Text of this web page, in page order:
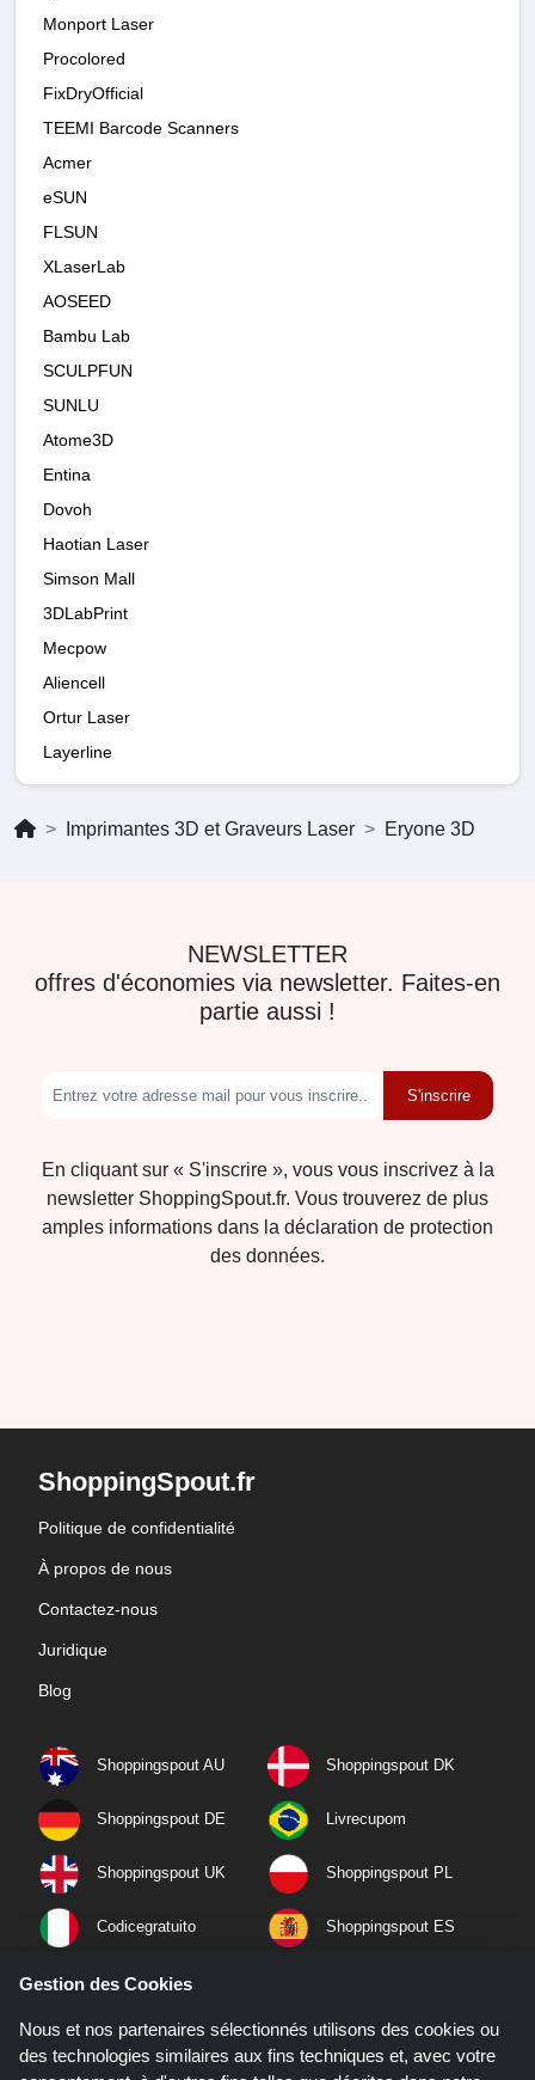
Monport Laser
Procolored
FixDryOfficial
TEEMI Barcode Scanners
Acmer
eSUN
FLSUN
XLaserLab
AOSEED
Bambu Lab
SCULPFUN
SUNLU
Atome3D
Entina
Dovoh
Haotian Laser
Simson Mall
3DLabPrint
Mecpow
Aliencell
Ortur Laser
Layerline
Imprimantes 3D et Graveurs Laser Eryone 3D
NEWSLETTER
offres d'économies via newsletter. Faites-en
partie aussi !
S'inscrire
En cliquant sur « S'inscrire », vous vous inscrivez à la
newsletter ShoppingSpout.fr. Vous trouverez de plus
amples informations dans la déclaration de protection
des données.
ShoppingSpout.fr
Politique de confidentialité
À propos de nous
Contactez-nous
Juridique
Blog
Shoppingspout AU Shoppingspout DK
Shoppingspout DE Livrecupom
Shoppingspout UK Shoppingspout PL
Codicegratuito Shoppingspout ES
Shoppingspout NL
Shoppingspout PT Shoppingspout NO
Gestion des Cookies
Nous et nos partenaires sélectionnés utilisons des cookies ou
des technologies similaires aux fins techniques et, avec votre